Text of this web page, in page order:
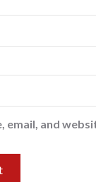
email, and